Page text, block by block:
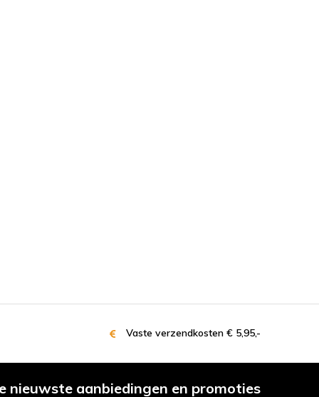
Vaste verzendkosten € 5,95,-
nieuwste aanbiedingen en promoties